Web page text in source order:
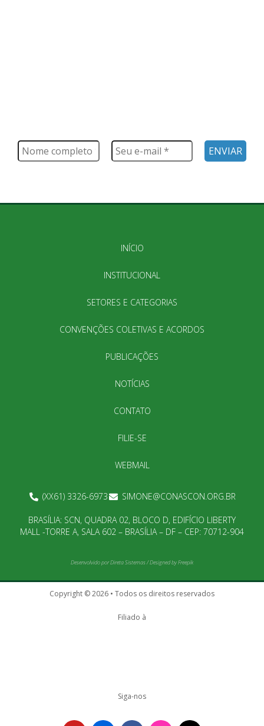
INÍCIO
INSTITUCIONAL
SETORES E CATEGORIAS
CONVENÇÕES COLETIVAS E ACORDOS
PUBLICAÇÕES
NOTÍCIAS
CONTATO
FILIE-SE
WEBMAIL
(XX61) 3326-6973 SIMONE@CONASCON.ORG.BR
BRASÍLIA: SCN, QUADRA 02, BLOCO D, EDIFÍCIO LIBERTY
MALL -TORRE A, SALA 602 – BRASÍLIA – DF – CEP: 70712-904
Desenvolvido porDireta Sistemas/Designed by Freepik
Copyright © 2026 • Todos os direitos reservados
Filiado à
Siga-nos